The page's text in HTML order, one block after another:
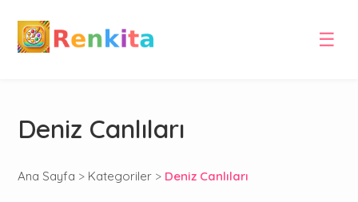
☰
Deniz Canlıları
Ana Sayfa > Kategoriler > Deniz Canlıları